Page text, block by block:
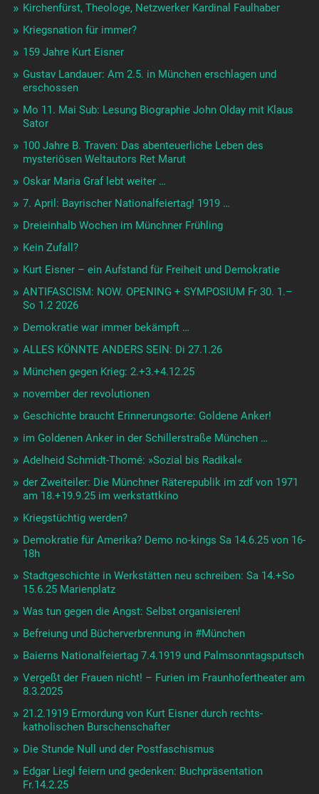
Kirchenfürst, Theologe, Netzwerker Kardinal Faulhaber
Kriegsnation für immer?
159 Jahre Kurt Eisner
Gustav Landauer: Am 2.5. in München erschlagen und
erschossen
Mo 11. Mai Sub: Lesung Biographie John Olday mit Klaus
Sator
100 Jahre B. Traven: Das abenteuerliche Leben des
mysteriösen Weltautors Ret Marut
Oskar Maria Graf lebt weiter …
7. April: Bayrischer Nationalfeiertag! 1919 …
Dreieinhalb Wochen im Münchner Frühling
Kein Zufall?
Kurt Eisner – ein Aufstand für Freiheit und Demokratie
ANTIFASCISM: NOW. OPENING + SYMPOSIUM Fr 30. 1.–
So 1.2 2026
Demokratie war immer bekämpft …
ALLES KÖNNTE ANDERS SEIN: Di 27.1.26
München gegen Krieg: 2.+3.+4.12.25
november der revolutionen
Geschichte braucht Erinnerungsorte: Goldene Anker!
im Goldenen Anker in der Schillerstraße München …
Adelheid Schmidt-Thomé: »Sozial bis Radikal«
der Zweiteiler: Die Münchner Räterepublik im zdf von 1971
am 18.+19.9.25 im werkstattkino
Kriegstüchtig werden?
Demokratie für Amerika? Demo no-kings Sa 14.6.25 von 16-
18h
Stadtgeschichte in Werkstätten neu schreiben: Sa 14.+So
15.6.25 Marienplatz
Was tun gegen die Angst: Selbst organisieren!
Befreiung und Bücherverbrennung in #München
Baierns Nationalfeiertag 7.4.1919 und Palmsonntagsputsch
Vergeßt der Frauen nicht! – Furien im Fraunhofertheater am
8.3.2025
21.2.1919 Ermordung von Kurt Eisner durch rechts-
katholischen Burschenschafter
Die Stunde Null und der Postfaschismus
Edgar Liegl feiern und gedenken: Buchpräsentation
Fr.14.2.25